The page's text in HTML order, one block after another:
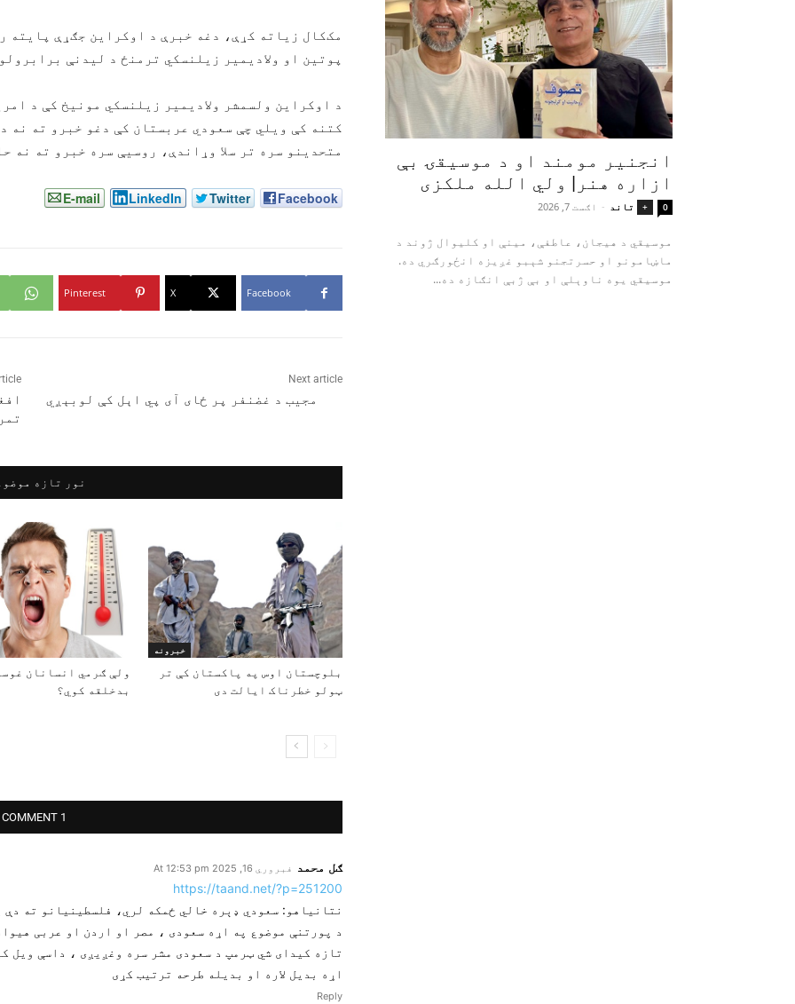
مک‌کال زیاته کړې، دغه خبرې د اوکراین جګړې پایته
پوتین او ولادیمیر زیلنسکي ترمنځ د لیدنې
د اوکراین ولسمشر ولادیمیر زیلنسکي مونیخ کې د
کتنه کې ویلي چې سعودي عربستان کې دغو خبرو ته نه
متحدینو سره تر سلا وړاندې، روسیې سره خبرو ته نه
Facebook
Twitter
LinkedIn
E-mail
Facebook
X
Pinterest
Next article
مجیب د غضنفر پر ځای آی پي اېل کې لوبېږي
نور تازه
خبرونه
بلوچستان اوس په پاکستان کې تر
ټولو خطرناک ایالت دی
ولې ګرمي انسانان
بدخلقه کوي؟
1 COMMENT
ګل محمد فبروري 16, 2025 At 12:53 pm
https://taand.net/?p=251200
نتانیاهو: سعودي ډېره خالي ځمکه لري، فلسطینیانو ته
د پورتنې موضوع په اړه سعودی ، مصر او اردن او عربی
تازه کیدای شي ټرمپ د سعودی مشر سره وغږیږی ، داسې ویل
اړه بدیل لاره او بدیله طرحه ترتیب کړی
Reply
انجنیر مومند او د موسیقۍ بې‌
ازاره هنر| ولي الله ملکزی
+ تاند - اګست 7, 2026 0
موسیقي د هیجان، عاطفې، مینې او کلیوال ژوند د
ماښامونو او حسرتجنو شېبو غږیزه انځورګري ده.
موسیقي یوه ناوېلې او بې‌ ژبې انګازه ده...